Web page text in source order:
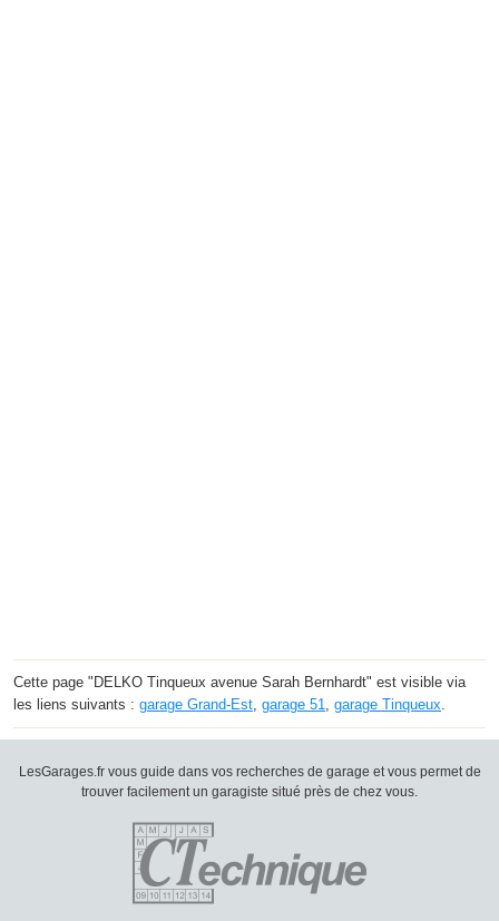
Cette page "DELKO Tinqueux avenue Sarah Bernhardt" est visible via
les liens suivants : garage Grand-Est, garage 51, garage Tinqueux.
LesGarages.fr vous guide dans vos recherches de garage et vous permet de
trouver facilement un garagiste situé près de chez vous.